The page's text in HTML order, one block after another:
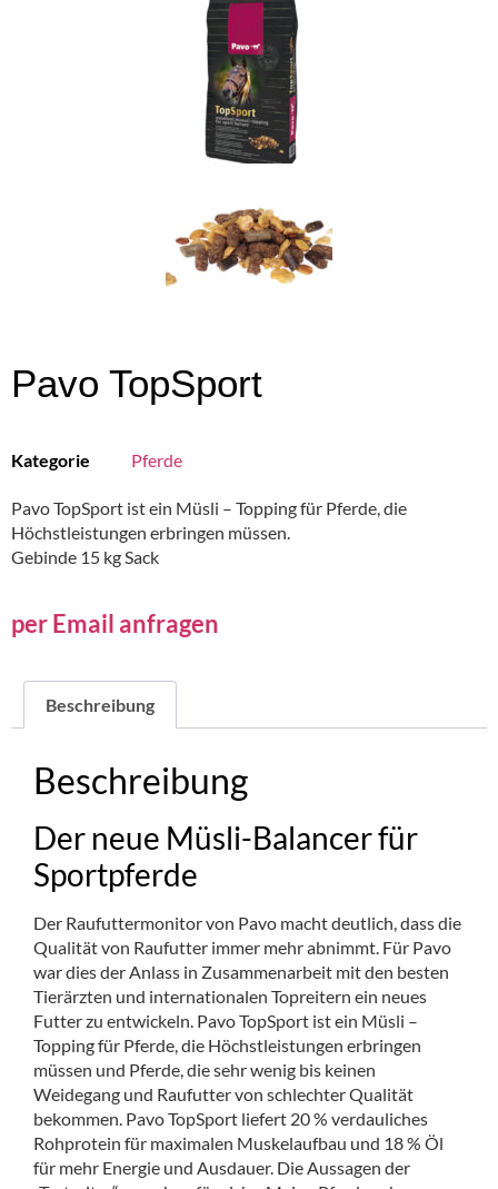
Pavo TopSport
Kategorie Pferde
Pavo TopSport ist ein Müsli – Topping für Pferde, die
Höchstleistungen erbringen müssen.
Gebinde 15 kg Sack
per Email anfragen
Beschreibung
Beschreibung
Der neue Müsli-Balancer für
Sportpferde
Der Raufuttermonitor von Pavo macht deutlich, dass die
Qualität von Raufutter immer mehr abnimmt. Für Pavo
war dies der Anlass in Zusammenarbeit mit den besten
Tierärzten und internationalen Topreitern ein neues
Futter zu entwickeln. Pavo TopSport ist ein Müsli –
Topping für Pferde, die Höchstleistungen erbringen
müssen und Pferde, die sehr wenig bis keinen
Weidegang und Raufutter von schlechter Qualität
bekommen. Pavo TopSport liefert 20 % verdauliches
Rohprotein für maximalen Muskelaufbau und 18 % Öl
für mehr Energie und Ausdauer. Die Aussagen der